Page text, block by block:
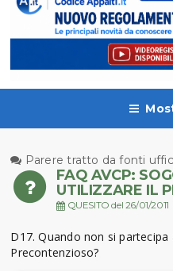
Parere tratto da fonti
FAQ AVCP:
UTILIZZARE IL
QUESITO del 26/01/2011
D17. Quando non si
Precontenzioso?